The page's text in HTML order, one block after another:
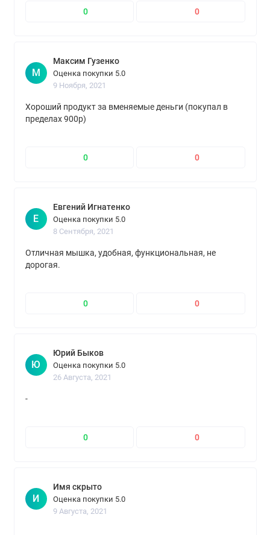
0 0
М
Максим Гузенко
Оценка покупки 5.0
9 Ноября, 2021
Хороший продукт за вменяемые деньги (покупал в
пределах 900р)
0 0
Е
Евгений Игнатенко
Оценка покупки 5.0
8 Сентября, 2021
Отличная мышка, удобная, функциональная, не
дорогая.
0 0
Ю
Юрий Быков
Оценка покупки 5.0
26 Августа, 2021
-
0 0
И
Имя скрыто
Оценка покупки 5.0
9 Августа, 2021